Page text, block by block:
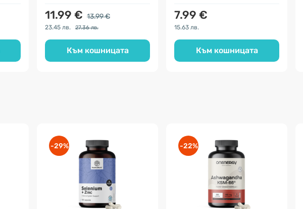
11.99 € 13.99 €
23.45 лв. 27.36 лв.
Към кошницата
7.99 €
15.63 лв.
Към кошницата
-29% -22%